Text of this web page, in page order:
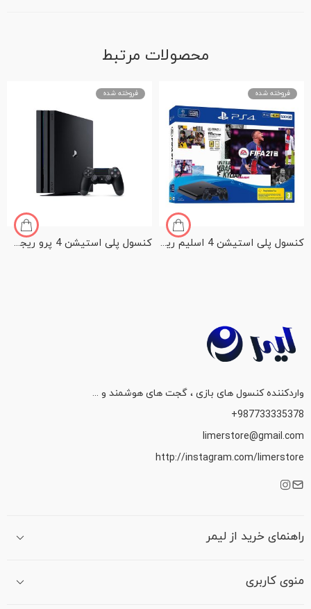
محصولات مرتبط
فروخته شده
کنسول پلی استیشن 4 اسلیم ریجن دو اروپا با هارد 500 گیگ باندل FIFA 21 Ultimate Edition به همراه دسته اضافی
فروخته شده
کنسول پلی استیشن 4 پرو ریجن دو اروپا با هارد یک ترابایت
واردکننده کنسول های بازی ، گجت های هوشمند و ...
987733335378+
limerstore@gmail.com
http://instagram.com/limerstore
راهنمای خرید از لیمر
منوی کاربری